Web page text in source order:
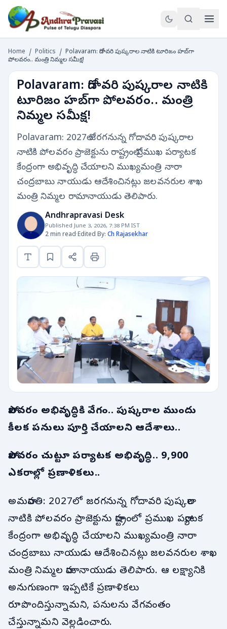
Home / Politics / Polavaram: గోదావరి పుష్కరాల నాటికి టూరిజం హబ్‌గా
పోలవరం.. మంత్రి నిమ్మల సమీక్ష!
Polavaram: గోదావరి పుష్కరాల నాటికి
టూరిజం హబ్‌గా పోలవరం.. మంత్రి
నిమ్మల సమీక్ష!
Polavaram: 2027లో జరగనున్న గోదావరి పుష్కరాల
నాటికి పోలవరం ప్రాజెక్టును రాష్ట్రంలో ప్రముఖ పర్యాటక
కేంద్రంగా అభివృద్ధి చేయాలని ముఖ్యమంత్రి నారా
చంద్రబాబు నాయుడు ఆదేశించినట్లు జలవనరుల శాఖ
మంత్రి నిమ్మల రామానాయుడు తెలిపారు.
Andhrapravasi Desk
Published June 3, 2026, 7:38 PM IST
2 min read·Edited By: Ch Rajasekhar
పోలవరం అభివృద్ధికి వేగం.. పుష్కరాల ముందు
కీలక పనులు పూర్తి చేయాలని ఆదేశాలు..
పోలవరం చుట్టూ పర్యాటక అభివృద్ధి.. 9,900
ఎకరాల్లో ప్రణాళికలు..
అమరావతి: 2027లో జరగనున్న గోదావరి పుష్కరాల
నాటికి పోలవరం ప్రాజెక్టును రాష్ట్రంలో ప్రముఖ పర్యాటక
కేంద్రంగా అభివృద్ధి చేయాలని ముఖ్యమంత్రి నారా
చంద్రబాబు నాయుడు ఆదేశించినట్లు జలవనరుల శాఖ
మంత్రి నిమ్మల రామానాయుడు తెలిపారు. ఆ లక్ష్యానికి
అనుగుణంగా ఇప్పటికే ప్రణాళికలు
రూపొందిస్తున్నామని, పనులను వేగవంతం
చేస్తున్నామని వెల్లడించారు.